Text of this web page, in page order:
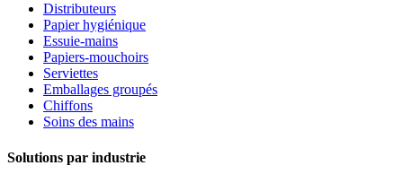
Distributeurs
Papier hygiénique
Essuie-mains
Papiers-mouchoirs
Serviettes
Emballages groupés
Chiffons
Soins des mains
Solutions par industrie